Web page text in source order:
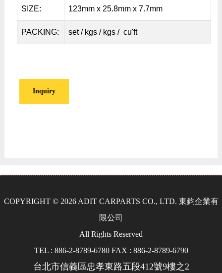
SIZE: 123mm x 25.8mm x 7.7mm
PACKING: set / kgs / kgs / cu'ft
Inquiry
COPYRIGHT © 2026 ADIT CARPARTS CO., LTD. 東鈞企業有
限公司
All Rights Reserved
TEL : 886-2-8789-6780 FAX : 886-2-8789-6790
台北市信義區忠孝東路五段412號9樓之2